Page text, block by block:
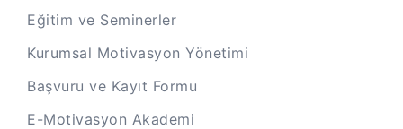
Eğitim ve Seminerler
Kurumsal Motivasyon Yönetimi
Başvuru ve Kayıt Formu
E-Motivasyon Akademi